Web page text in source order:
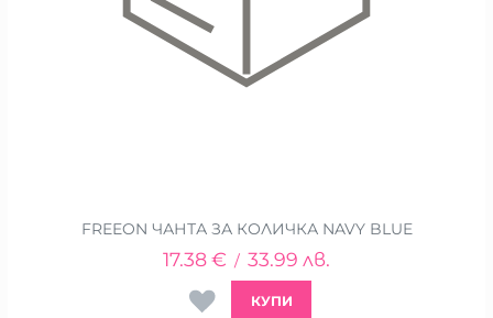
FREEON ЧАНТА ЗА КОЛИЧКА NAVY BLUE
17.38€ / 33.99 лв.
КУПИ